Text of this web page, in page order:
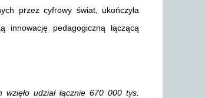
przez cyfrowy świat, ukończyła
pedagogiczną łączącą
udział łącznie 670 000 tys.